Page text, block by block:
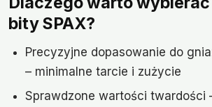
bity SPAX?
Precyzyjne dopasowanie do
– minimalne tarcie i zużycie
Sprawdzone wartości twardości